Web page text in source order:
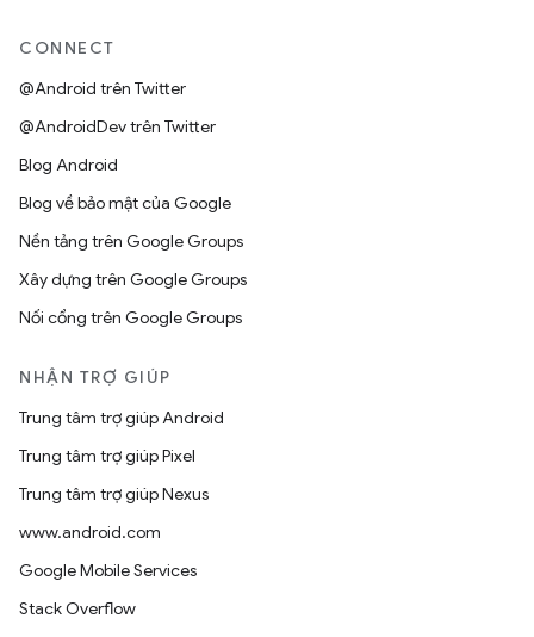
CONNECT
@Android trên Twitter
@AndroidDev trên Twitter
Blog Android
Blog về bảo mật của Google
Nền tảng trên Google Groups
Xây dựng trên Google Groups
Nối cổng trên Google Groups
NHẬN TRỢ GIÚP
Trung tâm trợ giúp Android
Trung tâm trợ giúp Pixel
Trung tâm trợ giúp Nexus
www.android.com
Google Mobile Services
Stack Overflow